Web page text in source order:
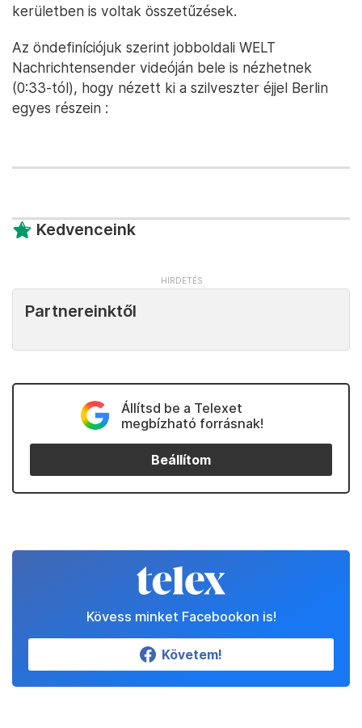
kerületben is voltak összetűzések.
Az öndefiníciójuk szerint jobboldali WELT
Nachrichtensender videóján bele is nézhetnek
(0:33-tól), hogy nézett ki a szilveszter éjjel Berlin
egyes részein :
Kedvenceink
Partnereinktől
Állítsd be a Telexet
megbízható forrásnak!
Beállítom
Kövess minket Facebookon is!
Követem!